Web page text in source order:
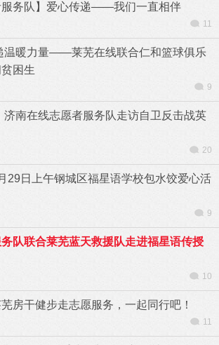
服务队】爱心传递——我们一直相伴
11
温暖力量——莱芜在线联合仁和篮球俱乐
困生
9
济南在线志愿者服务队走访自卫反击战英
20
29日上午钢城区福星语学校包水饺爱心活
9
队联合莱芜蓝天救援队走进福星语传授
10
芜房干健步走志愿服务，一起同行吧！
11